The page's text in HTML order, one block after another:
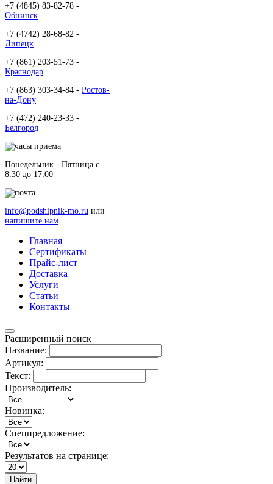
+7 (4845) 83-82-78 -
Обнинск
+7 (4742) 28-68-82 -
Липецк
+7 (861) 203-51-73 -
Краснодар
+7 (863) 303-34-84 - Ростов-
на-Дону
+7 (472) 240-23-33 -
Белгород
Понедельник - Пятница c
8:30 до 17:00
info@podshipnik-mo.ru или
напишите нам
Главная
Сертификаты
Прайс-лист
Доставка
Услуги
Статьи
Контакты
Расширенный поиск
Название:
Артикул:
Текст:
Производитель:
Новинка:
Спецпредложение:
Результатов на странице:
Найти